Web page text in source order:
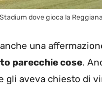
dove gioca la
una
parecchie cose.
gli aveva chiesto di